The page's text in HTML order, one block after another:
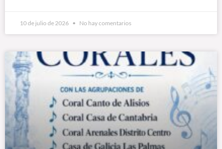
10 de julio de 2026 No hay comentarios